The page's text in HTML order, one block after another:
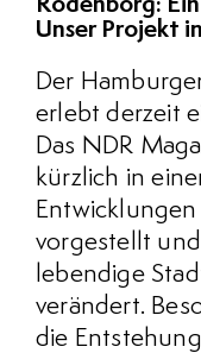
Rodenborg:
Unser Projekt
Der
erlebt derzeit
Das NDR
kürzlich in
vorgestellt
lebendige
verändert.
die